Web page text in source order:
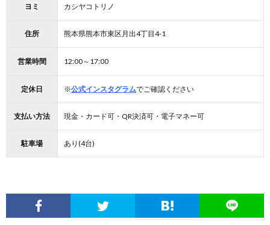
ヨミ カシヤコトリノ
住所 熊本県熊本市東区月出4丁目4-1
営業時間 12:00～17:00
定休日 ※公式インスタグラムでご確認ください
支払い方法 現金・カード可・QR決済可・電子マネー可
駐車場 あり(4台)